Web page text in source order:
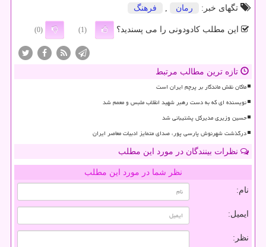
تگهای خبر:
رمان فرهنگ
این مطلب کادودونی را می پسندید؟ (1)
(0)
تازه ترین مطالب مرتبط
ماکان نقش ماندگار بر پرچم ایران است
نویسنده ای که به دست رهبر شهید انقلاب ملبس و معمم شد
حسین وزیری مدیرکل پشتیبانی شد
درگذشت شهرنوش پارسی پور، صدای متمایز ادبیات معاصر ایران
نظرات بینندگان در مورد این مطلب
نظر شما در مورد این مطلب
نام:
ایمیل:
نظر: